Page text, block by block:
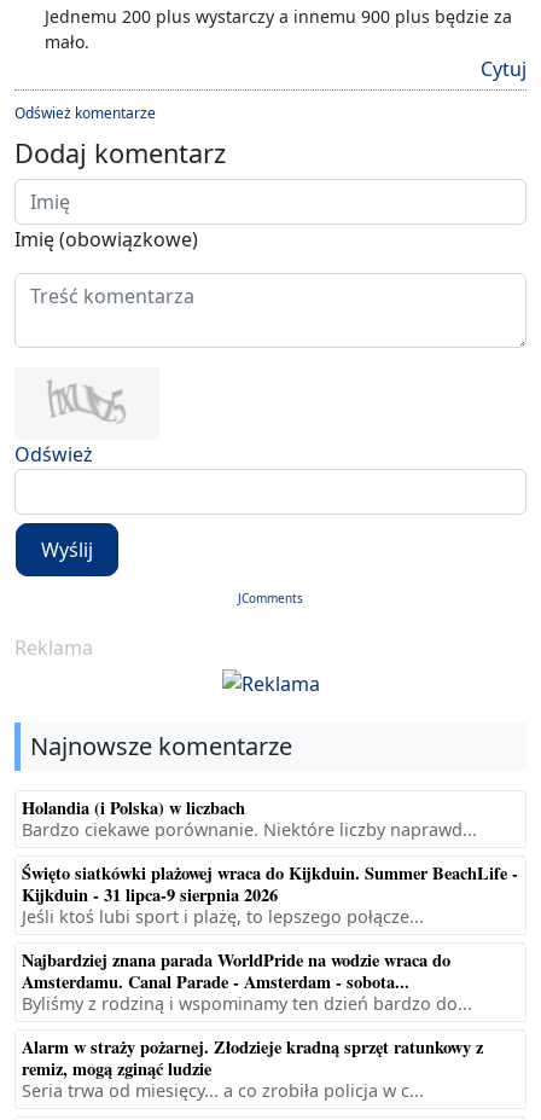
Jednemu 200 plus wystarczy a innemu 900 plus będzie za
mało.
Cytuj
Odśwież komentarze
Dodaj komentarz
Imię (obowiązkowe)
Odśwież
Wyślij
JComments
Reklama
Najnowsze komentarze
Holandia (i Polska) w liczbach
Bardzo ciekawe porównanie. Niektóre liczby naprawd...
Święto siatkówki plażowej wraca do Kijkduin. Summer BeachLife -
Kijkduin - 31 lipca-9 sierpnia 2026
Jeśli ktoś lubi sport i plażę, to lepszego połącze...
Najbardziej znana parada WorldPride na wodzie wraca do
Amsterdamu. Canal Parade - Amsterdam - sobota...
Byliśmy z rodziną i wspominamy ten dzień bardzo do...
Alarm w straży pożarnej. Złodzieje kradną sprzęt ratunkowy z
remiz, mogą zginąć ludzie
Seria trwa od miesięcy... a co zrobiła policja w c...